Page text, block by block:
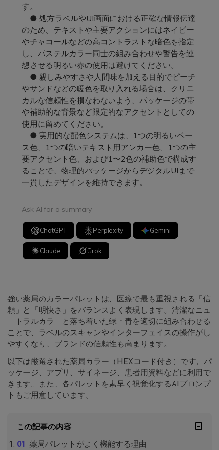
す。
● 処方ラベルやUI画面における正確な情報伝達
のため、テキストや主要アクションにはネイビー
やチャコールなどの高コントラストな暗色を指定
し、パステルカラー同士の組み合わせや警告を連
想させる明るい赤の使用は避けてください。
● 親しみやすさや人間味を加える目的でピーチ
やサンドなどの暖色を取り入れる場合は、クリニ
カルな信頼性を損なわないよう、パッケージの帯
や補助的な背景など限定的なアクセントとしての
使用に留めてください。
● 実用的な配色システムは、1つの明るいベー
ス色、1つの暗いテキスト用アンカー色、1つの主
要アクセント色、および1〜2色の補助色で構成す
ることで、物理的パッケージからデジタルUIまで
一貫したデザインを維持できます。
Ask AI for a summary
ChatGPT Perplexity Gemini
Claude Grok
強い薬局のカラーパレットは、医療で最も重視される「信
頼」と「明快さ」をバランスよく表現します。清潔なニュ
ートラルカラーと落ち着いた緑・青を適切に組み合わせる
ことで、ラベルのスキャンやインターフェイスの操作がし
やすくなり、ブランドの信頼性も高まります。
以下は厳選された薬局カラー（HEXコード付き）です。パ
ッケージ、アプリ、サイネージ、患者用資料などに利用で
きます。また、各パレットを素早く視覚化するAIプロンプ
トもご用意しています。
この記事の内容
薬局パレットがよく機能する理由